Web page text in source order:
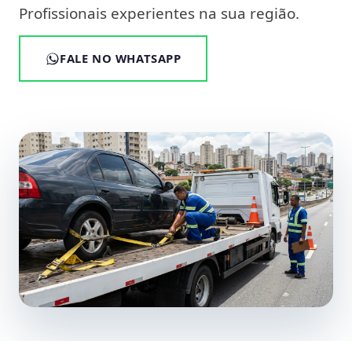
Profissionais experientes na sua região.
FALE NO WHATSAPP